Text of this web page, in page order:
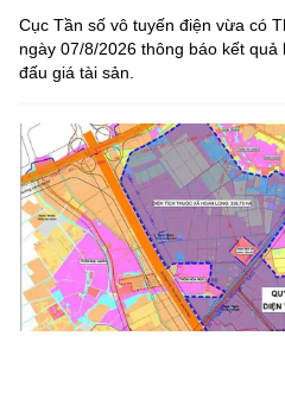
Cục Tần số vô tuyến điện vừa có
ngày 07/8/2026 thông báo kết
đấu giá tài sản.